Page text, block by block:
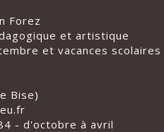
Forez
et artistique
et vacances scolaires
Bise)
- d'octobre à avril